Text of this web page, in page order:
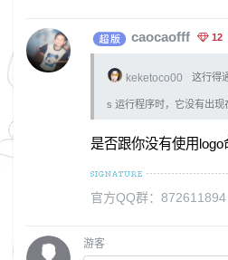
caocaofff 12
keketoco00 这行得
s 运行程序时，它没有出
是否跟你没有使用logo
官方QQ群：
游客